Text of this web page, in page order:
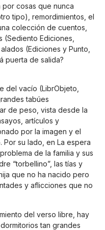
por cosas que nunca
tipo), remordimientos, el
colección de cuentos,
(Sediento Ediciones,
(Ediciones y Punto,
puerta de salida?
del vacío (LibrObjeto,
tabúes
de peso, vista desde la
artículos y
por la imagen y el
su lado, en La espera
de la familia y sus
“torbellino”, las tías y
que no ha nacido pero
y aflicciones que no
del verso libre, hay
tan grandes